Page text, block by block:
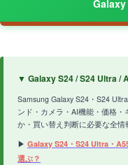
Galaxy
▼ Galaxy S24 / S24 Ultra /
Samsung Galaxy S24・S24
ンド・カメラ・AI機能・価格
か・買い替え判断に必要な全情
▶ Galaxy S24・S24 Ultra・
選ぶ？